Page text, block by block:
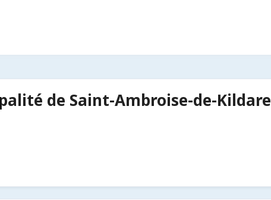
de Saint-Ambroise-de-Kildare